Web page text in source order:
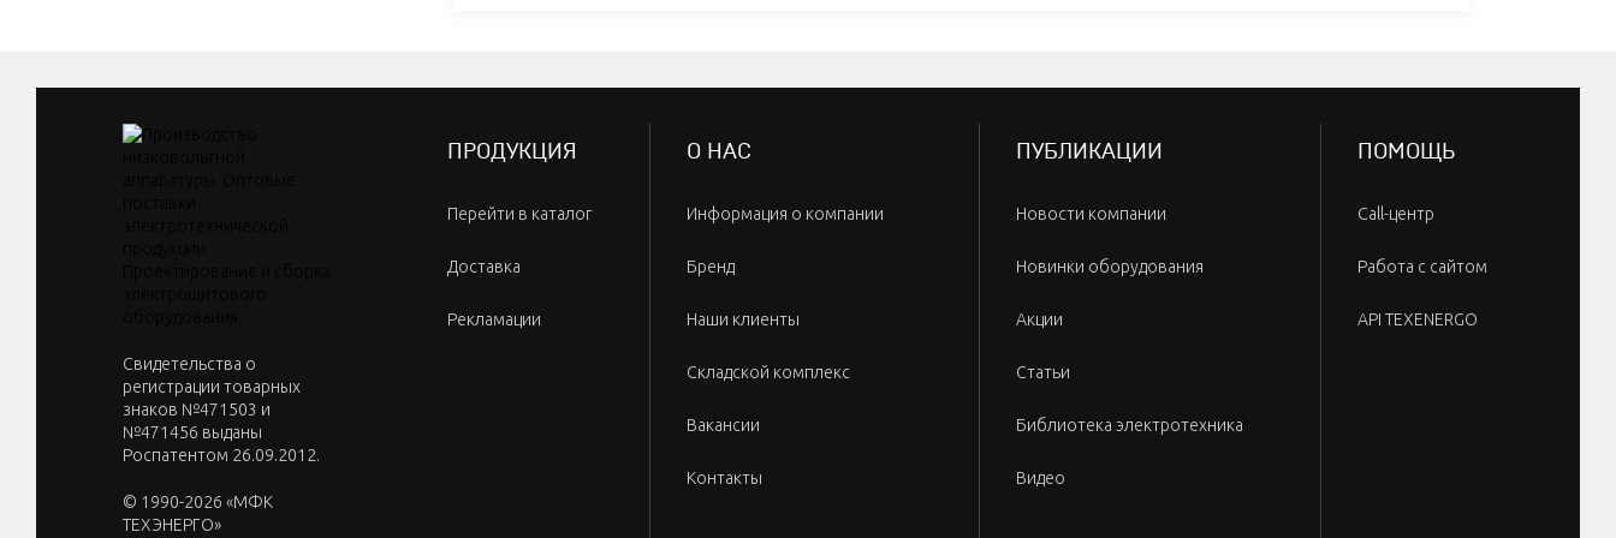
Cвидетельства о
регистрации товарных
знаков №471503 и
№471456 выданы
Роспатентом 26.09.2012.
© 1990-2026 «МФК
ТЕХЭНЕРГО»
ПРОДУКЦИЯ
Перейти в каталог
Доставка
Рекламации
О НАС
Информация о компании
Бренд
Наши клиенты
Складской комплекс
Вакансии
Контакты
ПУБЛИКАЦИИ
Новости компании
Новинки оборудования
Акции
Статьи
Библиотека электротехника
Видео
ПОМОЩЬ
Call-центр
Работа с сайтом
API TEXENERGO